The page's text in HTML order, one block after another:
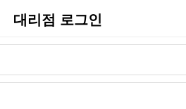
대리점 로그인